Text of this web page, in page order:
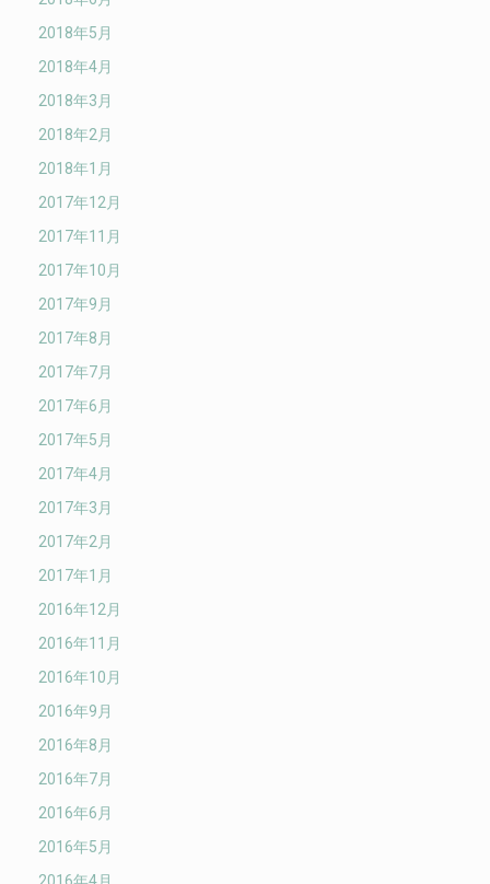
2018年5月
2018年4月
2018年3月
2018年2月
2018年1月
2017年12月
2017年11月
2017年10月
2017年9月
2017年8月
2017年7月
2017年6月
2017年5月
2017年4月
2017年3月
2017年2月
2017年1月
2016年12月
2016年11月
2016年10月
2016年9月
2016年8月
2016年7月
2016年6月
2016年5月
2016年4月